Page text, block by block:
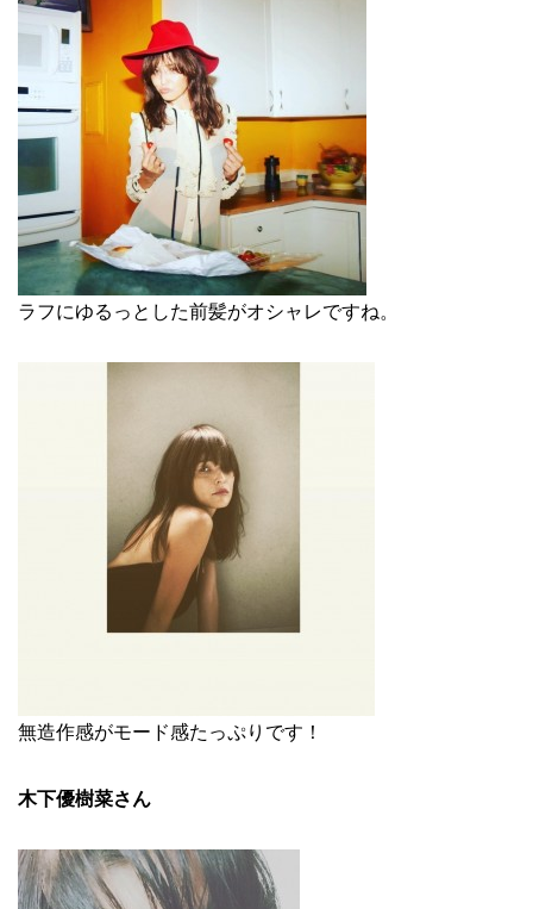
ラフにゆるっとした前髪がオシャレですね。
無造作感がモード感たっぷりです！
木下優樹菜さん